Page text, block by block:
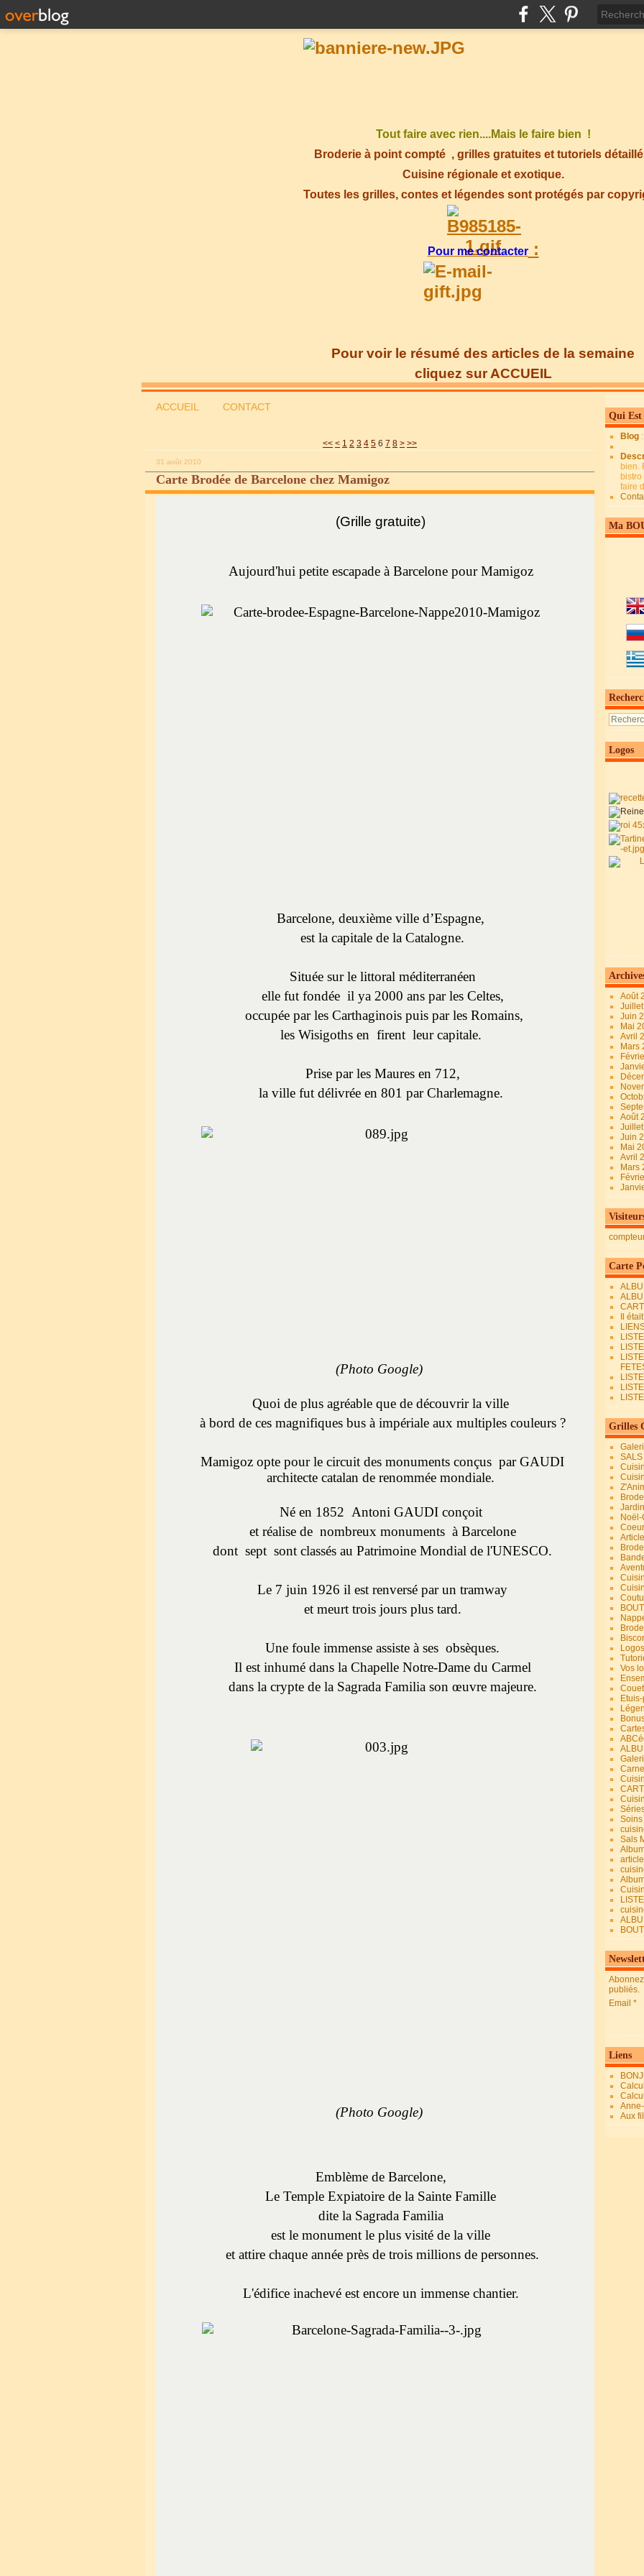
Tout faire avec rien....Mais le faire bien !
Broderie à point compté , grilles gratuites et tutoriels
Cuisine régionale et exotique.
Toutes les grilles, contes et légendes sont protégés par
Pour me contacter:
Pour voir le résumé des articles de la semaine
cliquez sur ACCUEIL
ACCUEIL CONTACT
<< < 1 2 3 4 5 6 7 8 > >>
31 août 2010
Carte Brodée de Barcelone chez Mamigoz
(Grille gratuite)
Aujourd'hui petite escapade à Barcelone pour Mamigoz
Barcelone, deuxième ville d’Espagne,
est la capitale de la Catalogne.
Située sur le littoral méditerranéen
elle fut fondée il ya 2000 ans par les Celtes,
occupée par les Carthaginois puis par les Romains,
les Wisigoths en firent leur capitale.
Prise par les Maures en 712,
la ville fut délivrée en 801 par Charlemagne.
(Photo Google)
Quoi de plus agréable que de découvrir la ville
à bord de ces magnifiques bus à impériale aux multiples couleurs ?
Mamigoz opte pour le circuit des monuments conçus par GAUDI
architecte catalan de renommée mondiale.
Né en 1852 Antoni GAUDI conçoit
et réalise de nombreux monuments à Barcelone
dont sept sont classés au Patrimoine Mondial de l'UNESCO.
Le 7 juin 1926 il est renversé par un tramway
et meurt trois jours plus tard.
Une foule immense assiste à ses obsèques.
Il est inhumé dans la Chapelle Notre-Dame du Carmel
dans la crypte de la Sagrada Familia son œuvre majeure.
(Photo Google)
Emblème de Barcelone,
Le Temple Expiatoire de la Sainte Famille
dite la Sagrada Familia
est le monument le plus visité de la ville
et attire chaque année près de trois millions de personnes.
L'édifice inachevé est encore un immense chantier.
Qui Est
Blog
bien.
faire
Ma
Logos
Août
Juin
Mai
Avril
Mars
Août
Juin
Mai
Avril
Mars
Carte
Il
Grilles
Vos
Sals
article
publiés.
Email
Liens
Aux